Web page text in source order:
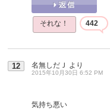
それな！ 442
12 名無しだＪ より
2015年10月30日 6:52 PM
気持ち悪い